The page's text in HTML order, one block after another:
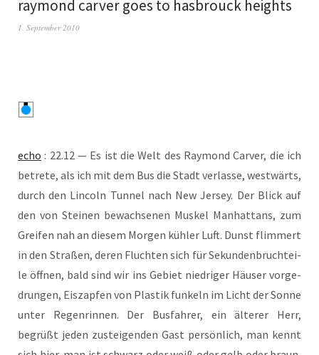
raymond carver goes to hasbrouck heights
1. September 2010
echo : 22.12 — Es ist die Welt des Ray­mond Car­ver, die ich
betre­te, als ich mit dem Bus die Stadt ver­las­se, west­wärts,
durch den Lin­coln Tun­nel nach New Jer­sey. Der Blick auf
den von Stei­nen bewach­se­nen Mus­kel Man­hat­tans, zum
Grei­fen nah an die­sem Mor­gen küh­ler Luft. Dunst flim­mert
in den Stra­ßen, deren Fluch­ten sich für Sekun­den­bruch­tei­
le öff­nen, bald sind wir ins Gebiet nied­ri­ger Häu­ser vor­ge­
drun­gen, Eis­zap­fen von Plas­tik fun­keln im Licht der Son­ne
unter Regen­rin­nen. Der Bus­fah­rer, ein älte­rer Herr,
begrüßt jeden zustei­gen­den Gast per­sön­lich, man kennt